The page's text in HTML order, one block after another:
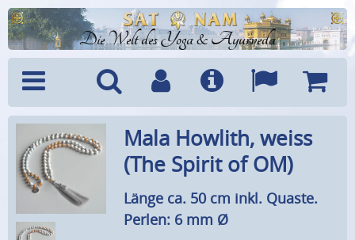
Die Welt des Yoga & Ayurveda
Menü SucheBenutzerkonto
Info Sprachen
Mala Howlith, weiss
(The Spirit of OM)
Länge ca. 50 cm inkl. Quaste.
Perlen: 6 mm Ø